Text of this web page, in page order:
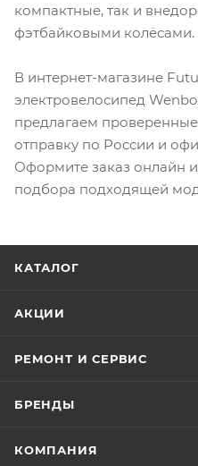
компактные, так и
фэтбайковыми колёсами.
В интернет-магазине
электровелосипед
предлагаем
отправку по России и
Оформите заказ онлайн
подбора подходящей
КАТАЛОГ
АКЦИИ
РЕМОНТ И СЕРВИС
БРЕНДЫ
КОМПАНИЯ